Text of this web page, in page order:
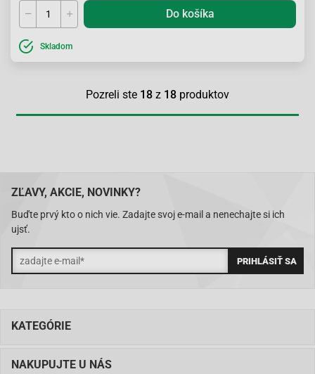
Do košíka
Skladom
Pozreli ste 18 z 18 produktov
ZĽAVY, AKCIE, NOVINKY?
Buďte prvý kto o nich vie. Zadajte svoj e-mail a nenechajte si ich
ujsť.
KATEGÓRIE
NAKUPUJTE U NÁS